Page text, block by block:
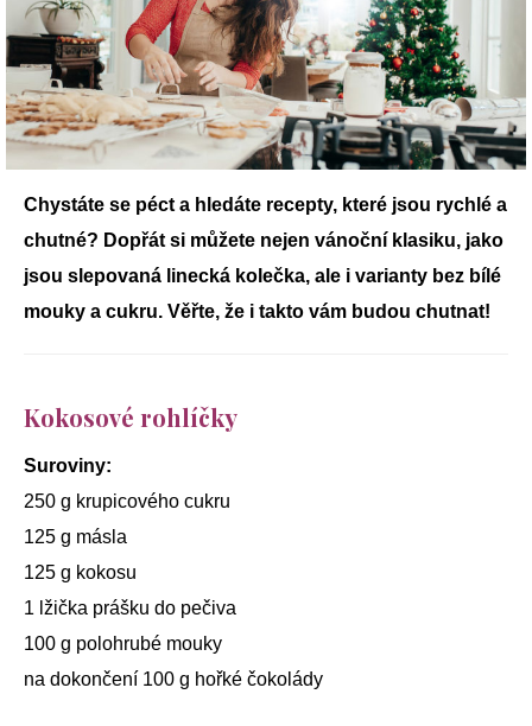
Chystáte se péct a hledáte recepty, které jsou rychlé a
chutné? Dopřát si můžete nejen vánoční klasiku, jako
jsou slepovaná linecká kolečka, ale i varianty bez bílé
mouky a cukru. Věřte, že i takto vám budou chutnat!
Kokosové rohlíčky
Suroviny:
250 g krupicového cukru
125 g másla
125 g kokosu
1 lžička prášku do pečiva
100 g polohrubé mouky
na dokončení 100 g hořké čokolády